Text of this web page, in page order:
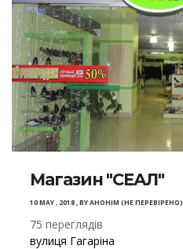
Магазин "СЕАЛ"
10 MAY , 2018,BYАНОНІМ (НЕ ПЕРЕВІРЕНО)
75 переглядів
вулиця Гагаріна